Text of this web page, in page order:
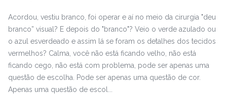
Acordou, vestiu branco, foi operar e aí no meio da cirurgia "deu
branco” visual? E depois do "branco"? Veio o verde azulado ou
o azul esverdeado e assim lá se foram os detalhes dos tecidos
vermelhos? Calma, você não está ficando velho, não está
ficando cego, não está com problema, pode ser apenas uma
questão de escolha. Pode ser apenas uma questão de cor.
Apenas uma questão de escol...